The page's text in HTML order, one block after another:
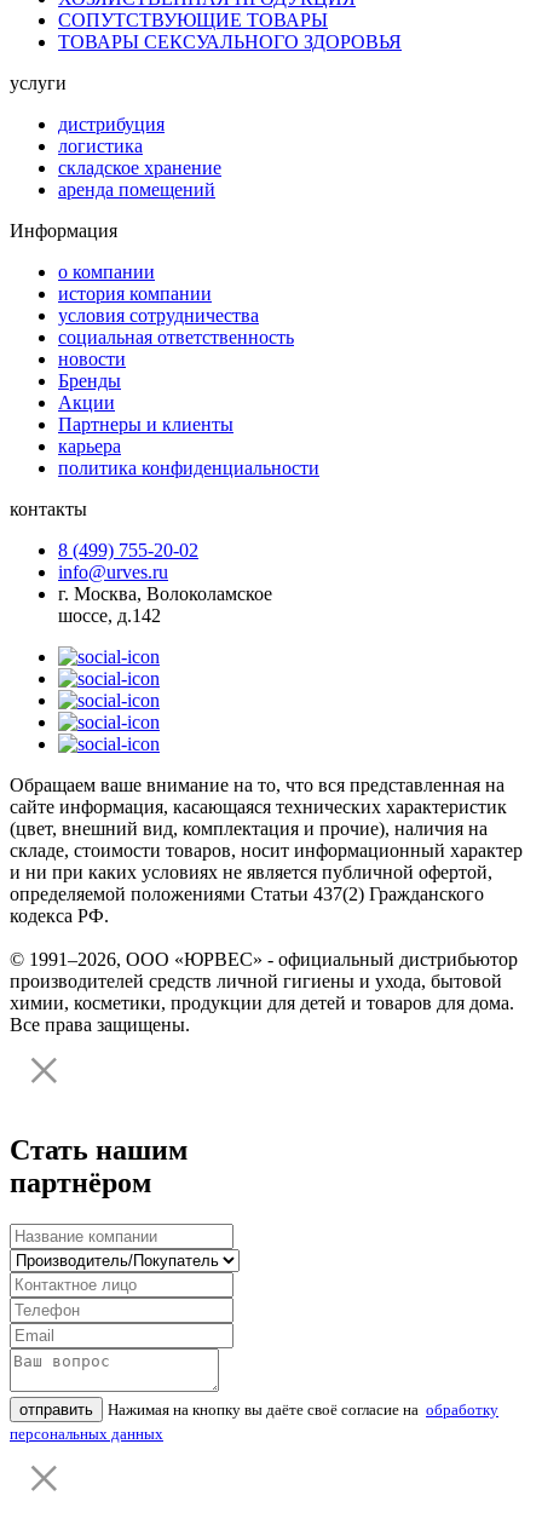
СОПУТСТВУЮЩИЕ ТОВАРЫ
ТОВАРЫ СЕКСУАЛЬНОГО ЗДОРОВЬЯ
услуги
дистрибуция
логистика
складское хранение
аренда помещений
Информация
о компании
история компании
условия сотрудничества
социальная ответственность
новости
Бренды
Акции
Партнеры и клиенты
карьера
политика конфиденциальности
контакты
8 (499) 755-20-02
info@urves.ru
г. Москва, Волоколамское
шоссе, д.142
Обращаем ваше внимание на то, что вся представленная на
сайте информация, касающаяся технических характеристик
(цвет, внешний вид, комплектация и прочие), наличия на
складе, стоимости товаров, носит информационный характер
и ни при каких условиях не является публичной офертой,
определяемой положениями Статьи 437(2) Гражданского
кодекса РФ.
© 1991–2026, ООО «ЮРВЕС» - официальный дистрибьютор
производителей средств личной гигиены и ухода, бытовой
химии, косметики, продукции для детей и товаров для дома.
Все права защищены.
Стать нашим
партнёром
отправить Нажимая на кнопку вы даёте своё согласие на обработку
персональных данных